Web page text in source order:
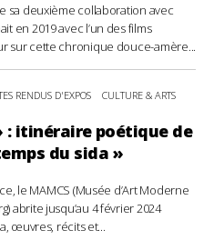
sa deuxième collaboration avec
en 2019 avec l’un des films
sur cette chronique douce-amère...
RENDUS D'EXPOS CULTURE & ARTS
: itinéraire poétique de
du sida »
le MAMCS (Musée d’Art Moderne
abrite jusqu’au 4 février 2024
œuvres, récits et...